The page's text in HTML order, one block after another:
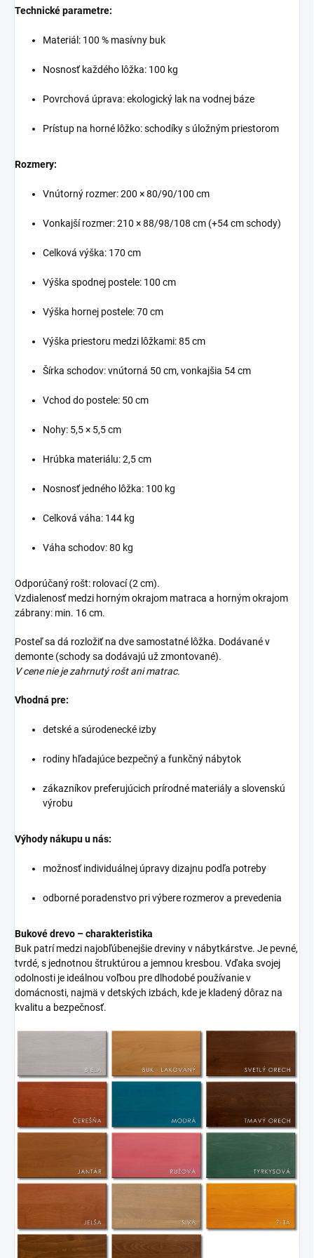
Technické parametre:
Materiál: 100 % masívny buk
Nosnosť každého lôžka: 100 kg
Povrchová úprava: ekologický lak na vodnej báze
Prístup na horné lôžko: schodíky s úložným priestorom
Rozmery:
Vnútorný rozmer: 200 × 80/90/100 cm
Vonkajší rozmer: 210 × 88/98/108 cm (+54 cm schody)
Celková výška: 170 cm
Výška spodnej postele: 100 cm
Výška hornej postele: 70 cm
Výška priestoru medzi lôžkami: 85 cm
Šírka schodov: vnútorná 50 cm, vonkajšia 54 cm
Vchod do postele: 50 cm
Nohy: 5,5 × 5,5 cm
Hrúbka materiálu: 2,5 cm
Nosnosť jedného lôžka: 100 kg
Celková váha: 144 kg
Váha schodov: 80 kg
Odporúčaný rošt: rolovací (2 cm).
Vzdialenosť medzi horným okrajom matraca a horným okrajom
zábrany: min. 16 cm.
Posteľ sa dá rozložiť na dve samostatné lôžka. Dodávané v
demonte (schody sa dodávajú už zmontované).
V cene nie je zahrnutý rošt ani matrac.
Vhodná pre:
detské a súrodenecké izby
rodiny hľadajúce bezpečný a funkčný nábytok
zákazníkov preferujúcich prírodné materiály a slovenskú
výrobu
Výhody nákupu u nás:
možnosť individuálnej úpravy dizajnu podľa potreby
odborné poradenstvo pri výbere rozmerov a prevedenia
Bukové drevo – charakteristika
Buk patrí medzi najobľúbenejšie dreviny v nábytkárstve. Je pevné,
tvrdé, s jednotnou štruktúrou a jemnou kresbou. Vďaka svojej
odolnosti je ideálnou voľbou pre dlhodobé používanie v
domácnosti, najmä v detských izbách, kde je kladený dôraz na
kvalitu a bezpečnosť.